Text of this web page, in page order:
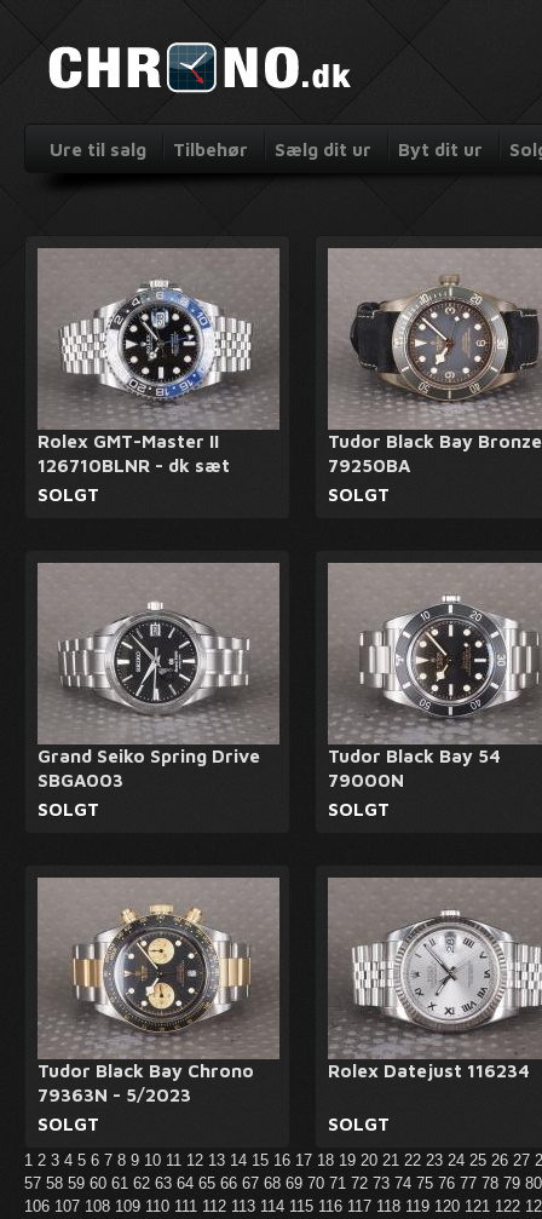
Ure til salg Tilbehør Sælg dit ur Byt dit ur
Rolex GMT-Master II
126710BLNR - dk sæt
SOLGT
Tudor Black Bay Bronze
79250BA
SOLGT
Grand Seiko Spring Drive
SBGA003
SOLGT
Tudor Black Bay 54
79000N
SOLGT
Tudor Black Bay Chrono
79363N - 5/2023
SOLGT
Rolex Datejust 116234
SOLGT
1 2 3 4 5 6 7 8 9 10 11 12 13 14 15 16 17 18 19 20 21 22 23 24 25 26 27
57 58 59 60 61 62 63 64 65 66 67 68 69 70 71 72 73 74 75 76 77 78 79
106 107 108 109 110 111 112 113 114 115 116 117 118 119 120 121 122